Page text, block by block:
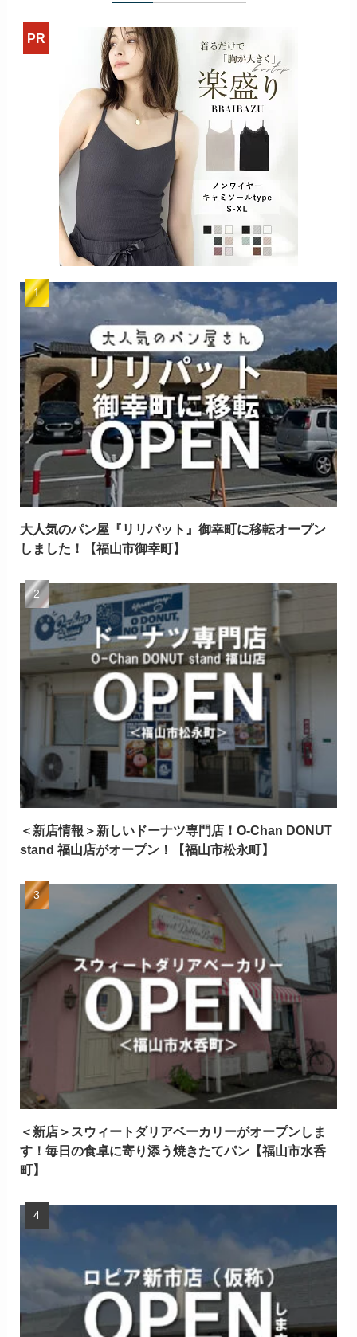
大人気のパン屋『リリパット』御幸町に移転オープン
しました！【福山市御幸町】
＜新店情報＞新しいドーナツ専門店！O-Chan DONUT
stand 福山店がオープン！【福山市松永町】
＜新店＞スウィートダリアベーカリーがオープンしま
す！毎日の食卓に寄り添う焼きたてパン【福山市水呑
町】